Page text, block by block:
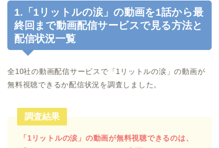
1.「1リットルの涙」の動画を1話から最
終回まで動画配信サービスで見る方法と
配信状況一覧
全10社の動画配信サービスで「1リットルの涙」の動画が
無料視聴できるか配信状況を調査しました。
調査結果
「1リットルの涙」の動画が無料視聴できるのは、